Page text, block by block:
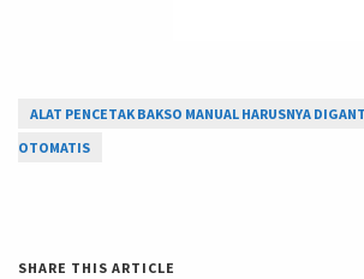
ALAT PENCETAK BAKSO MANUAL HARUSNYA
OTOMATIS
SHARE THIS ARTICLE